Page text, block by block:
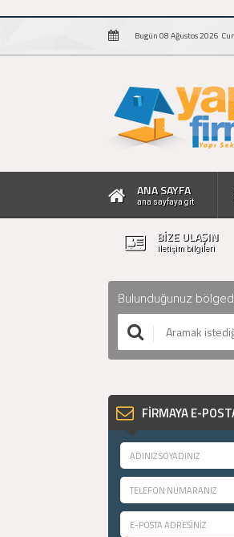
Bugün 08 Ağustos 2026
ANA SAYFA
ana sayfaya git
BİZE ULAŞIN
iletişim bilgileri
Bulunduğunuz
FİRMAYA E-